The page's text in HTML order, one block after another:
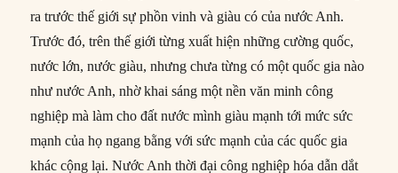
ra trước thế giới sự phồn vinh và giàu có của nước Anh.
Trước đó, trên thế giới từng xuất hiện những cường quốc,
nước lớn, nước giàu, nhưng chưa từng có một quốc gia nào
như nước Anh, nhờ khai sáng một nền văn minh công
nghiệp mà làm cho đất nước mình giàu mạnh tới mức sức
mạnh của họ ngang bằng với sức mạnh của các quốc gia
khác cộng lại. Nước Anh thời đại công nghiệp hóa dẫn dắt